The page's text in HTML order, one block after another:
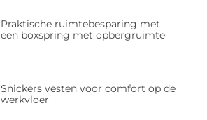
Praktische ruimtebesparing met
een boxspring met opbergruimte
Snickers vesten voor comfort op de
werkvloer